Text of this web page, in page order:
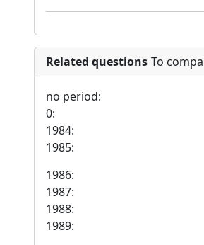
Related questions To
no period:
0:
1984:
1985:
1986:
1987:
1988:
1989: